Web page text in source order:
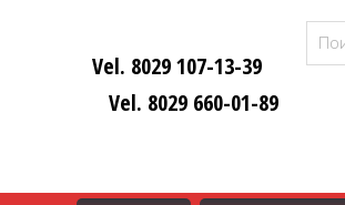
Vel. 8029 107-13-39
Vel. 8029 660-01-89
Найти: